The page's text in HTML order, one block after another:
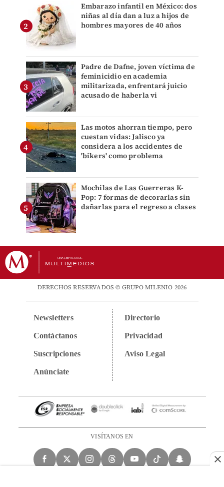
Embarazo infantil en México: dos
niñas al día dan a luz a hijos de
hombres mayores de 40 años
Padre de Dafne, joven víctima de
feminicidio en academia
militarizada, enfrentará juicio
acusado de haberla vi
Las motos ahorran tiempo, pero
cuestan vidas: Jalisco ya
considera a los accidentes de
'bikers' como problema
Mochilas de Las Guerreras K-
Pop: 7 formas de decorarlas sin
dañarlas para el regreso a clases
DERECHOS RESERVADOS © GRUPO MILENIO 2026
Newsletters
Contáctanos
Suscripciones
Anúnciate
Directorio
Privacidad
Aviso Legal
VISÍTANOS EN